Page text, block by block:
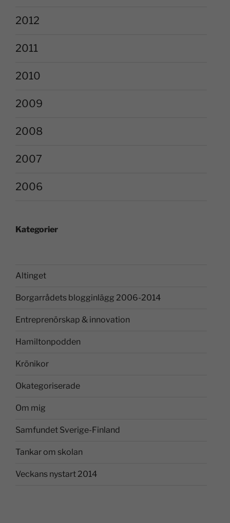
2012
2011
2010
2009
2008
2007
2006
Kategorier
Altinget
Borgarrådets blogginlägg 2006-2014
Entreprenörskap & innovation
Hamiltonpodden
Krönikor
Okategoriserade
Om mig
Samfundet Sverige-Finland
Tankar om skolan
Veckans nystart 2014